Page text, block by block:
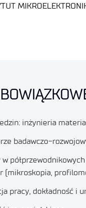
inżynieria
badawczo-
w
(mikroskopia,
pracy, dokładność i